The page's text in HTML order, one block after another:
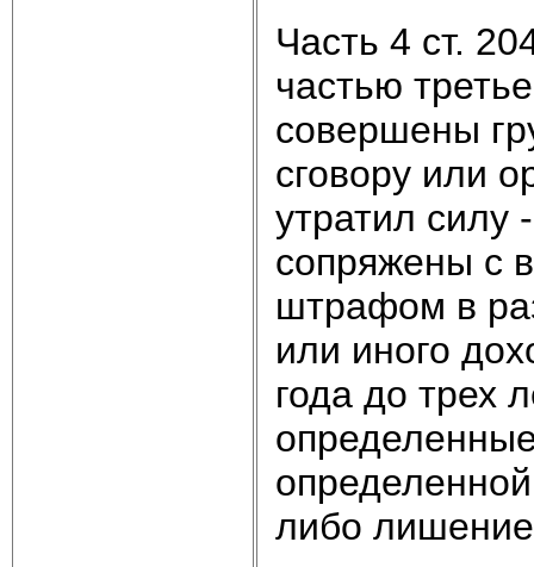
Часть 4 ст.
частью
совершены
сговору или
утратил
сопряжены с
штрафом в
или иного
года до трех
либо